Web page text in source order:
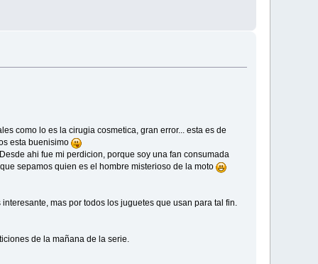
como lo es la cirugia cosmetica, gran error... esta es de
esta buenisimo
ahi fue mi perdicion, porque soy una fan consumada
sepamos quien es el hombre misterioso de la moto
mas por todos los juguetes que usan para tal fin.
de la mañana de la serie.